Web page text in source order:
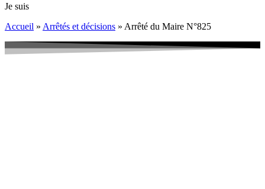
Je suis
Accueil » Arrêtés et décisions » Arrêté du Maire N°825